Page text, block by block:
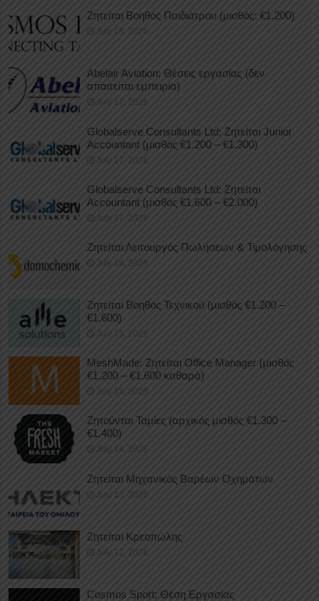
Ζητείται Βοηθός Παιδιάτρου (μισθός: €1.200)
July 18, 2026
Abelair Aviation: Θέσεις εργασίας (δεν
απαιτείται εμπειρία)
July 17, 2026
Globalserve Consultants Ltd: Ζητείται Junior
Accountant (μισθός €1.200 – €1.300)
July 17, 2026
Globalserve Consultants Ltd: Ζητείται
Accountant (μισθός €1.600 – €2.000)
July 17, 2026
Ζητείται Λειτουργός Πωλήσεων & Τιμολόγησης
July 16, 2026
Ζητείται Βοηθός Τεχνικού (μισθός €1.200 –
€1.600)
July 15, 2026
MeshMade: Ζητείται Office Manager (μισθός
€1.200 – €1.600 καθαρά)
July 15, 2026
Ζητούνται Ταμίες (αρχικός μισθός €1.300 –
€1.400)
July 14, 2026
Ζητείται Μηχανικός Βαρέων Οχημάτων
July 13, 2026
Ζητείται Κρεοπώλης
July 12, 2026
Cosmos Sport: Θέση Εργασίας